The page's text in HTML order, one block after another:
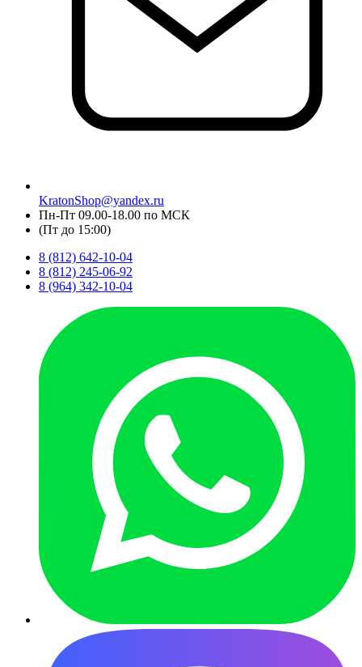
KratonShop@yandex.ru
Пн-Пт 09.00-18.00 по МСК
(Пт до 15:00)
8 (812) 642-10-04
8 (812) 245-06-92
8 (964) 342-10-04